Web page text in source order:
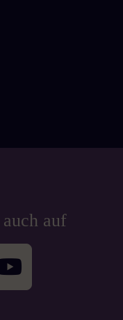
auf